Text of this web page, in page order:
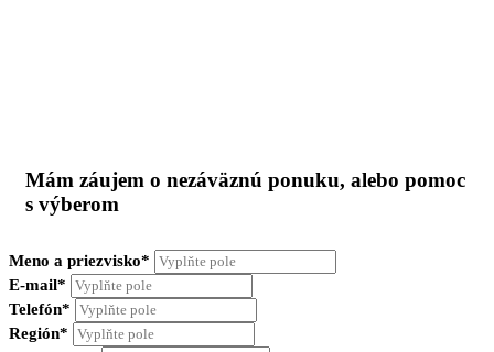
Mám záujem o nezáväznú ponuku, alebo pomoc
s výberom
Meno a priezvisko*
E-mail*
Telefón*
Región*